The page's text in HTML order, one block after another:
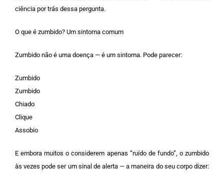
ciência por trás dessa pergunta.
O que é zumbido? Um sintoma comum
Zumbido não é uma doença — é um sintoma. Pode parecer:
Zumbido
Zumbido
Chiado
Clique
Assobio
E embora muitos o considerem apenas “ruído de fundo”, o zumbido
às vezes pode ser um sinal de alerta — a maneira do seu corpo dizer: